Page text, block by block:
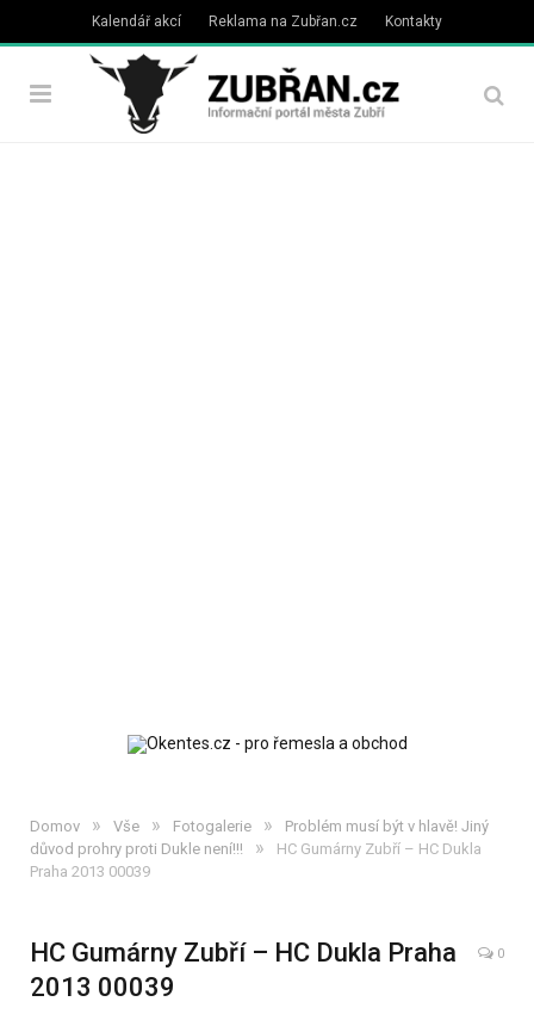
Kalendář akcí Reklama na Zubřan.cz Kontakty
Domov » Vše » Fotogalerie »
Problém musí být v hlavě! Jiný
důvod prohry proti Dukle není!!!
»
HC Gumárny Zubří – HC Dukla
Praha 2013 00039
HC Gumárny Zubří – HC Dukla Praha
2013 00039
0